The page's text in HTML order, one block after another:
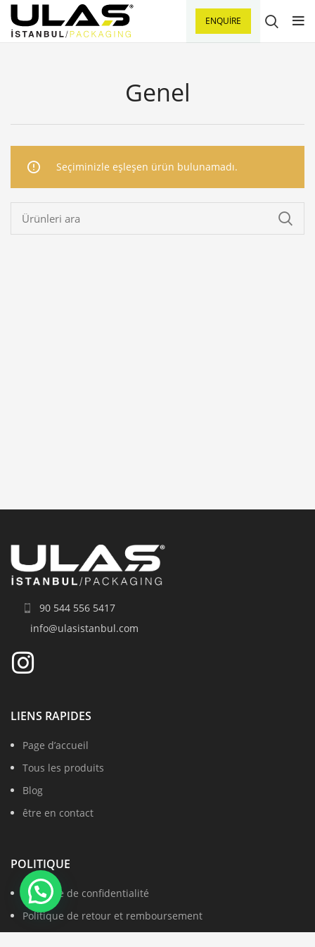
ENQUIRE
Genel
Seçiminizle eşleşen ürün bulunamadı.
90 544 556 5417
info@ulasistanbul.com
LIENS RAPIDES
Page d’accueil
Tous les produits
Blog
être en contact
POLITIQUE
Politique de confidentialité
Politique de retour et remboursement